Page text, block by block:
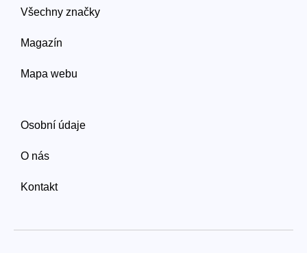
Všechny značky
Magazín
Mapa webu
Osobní údaje
O nás
Kontakt